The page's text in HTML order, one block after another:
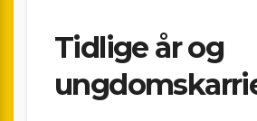
Tidlige år og